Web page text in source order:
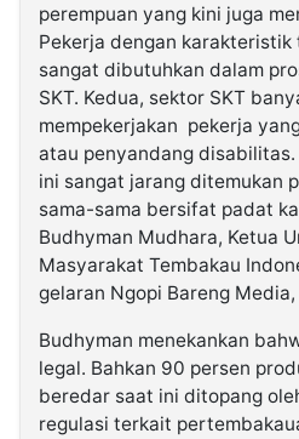
perempuan yang kini juga
Pekerja dengan
sangat dibutuhkan dalam
SKT. Kedua, sektor SKT
mempekerjakan pekerja
atau penyandang
ini sangat jarang ditemukan
sama-sama bersifat padat
Budhyman Mudhara, Ketua
Masyarakat Tembakau
gelaran Ngopi Bareng
Budhyman menekankan
legal. Bahkan 90 persen
beredar saat ini ditopang
regulasi terkait